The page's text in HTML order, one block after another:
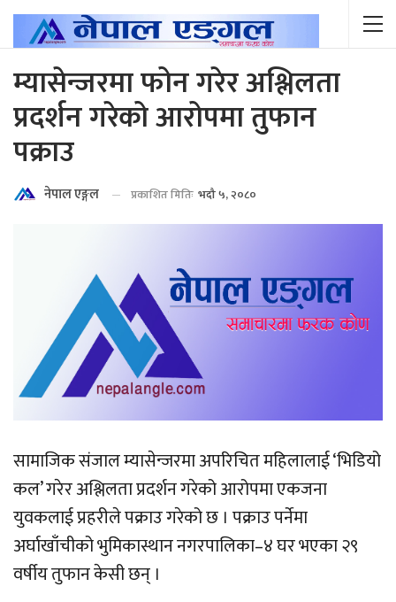
म्यासेन्जरमा फोन गरेर अश्लिलता
प्रदर्शन गरेको आरोपमा तुफान
पक्राउ
नेपाल एङ्गल प्रकाशित मितिः भदौ ५, २०८०
सामाजिक संजाल म्यासेन्जरमा अपरिचित महिलालाई ‘भिडियो
कल’ गरेर अश्लिलता प्रदर्शन गरेको आरोपमा एकजना
युवकलाई प्रहरीले पक्राउ गरेको छ । पक्राउ पर्नेमा
अर्घाखाँचीको भुमिकास्थान नगरपालिका–४ घर भएका २९
वर्षीय तुफान केसी छन् ।